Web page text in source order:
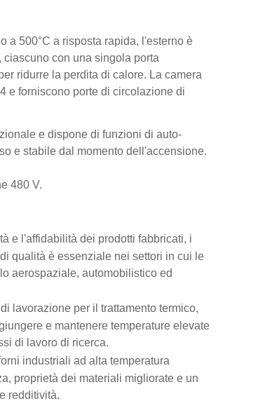
a 500°C a risposta rapida, l'esterno è
con una singola porta
ridurre la perdita di calore. La camera
e forniscono porte di circolazione di
e dispone di funzioni di auto-
e stabile dal momento dell'accensione.
480 V.
e l'affidabilità dei prodotti fabbricati, i
qualità è essenziale nei settori in cui le
aerospaziale, automobilistico ed
lavorazione per il trattamento termico,
e mantenere temperature elevate
di lavoro di ricerca.
industriali ad alta temperatura
proprietà dei materiali migliorate e un
redditività.